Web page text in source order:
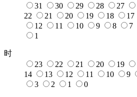
31
30 29 28 27
22
21 20 19 18 17
12
11 10 9 8 7
1
时
23
22 21 20 19
14
13 12 11 10 9
3
2 1 0